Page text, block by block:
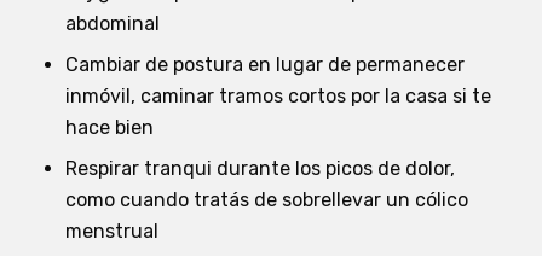
abdominal
Cambiar de postura en lugar de permanecer
inmóvil, caminar tramos cortos por la casa si te
hace bien
Respirar tranqui durante los picos de dolor,
como cuando tratás de sobrellevar un cólico
menstrual